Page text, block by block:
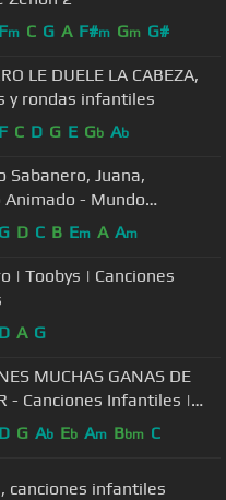
Fm C G A F#m Gm G#
LE DUELE LA CABEZA,
y rondas infantiles
F C D G E Gb Ab
Sabanero, Juana,
Animado - Mundo
G D C B Em A Am
| Toobys | Canciones
D A G
MUCHAS GANAS DE
|
D G Ab Eb Am Bbm C
canciones infantiles